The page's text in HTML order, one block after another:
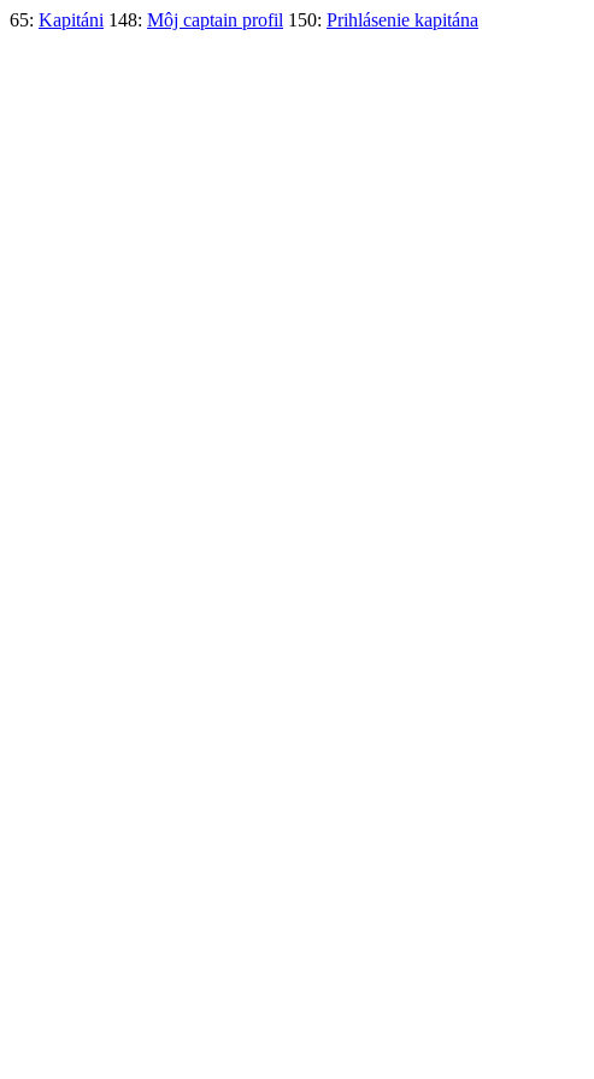
65: Kapitáni 148: Môj captain profil 150: Prihlásenie kapitána